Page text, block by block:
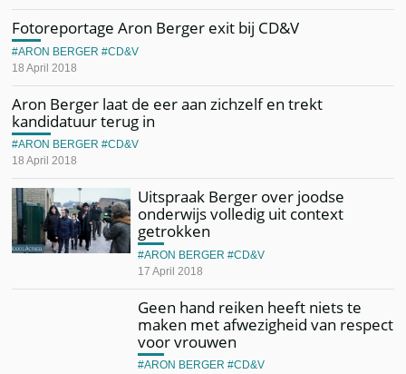
Fotoreportage Aron Berger exit bij CD&V
18 April 2018
ARON BERGER CD&V
Aron Berger laat de eer aan zichzelf en trekt
kandidatuur terug in
18 April 2018
ARON BERGER CD&V
Uitspraak Berger over joodse
onderwijs volledig uit context
getrokken
17 April 2018
ARON BERGER CD&V
Geen hand reiken heeft niets te
maken met afwezigheid van respect
voor vrouwen
ARON BERGER CD&V